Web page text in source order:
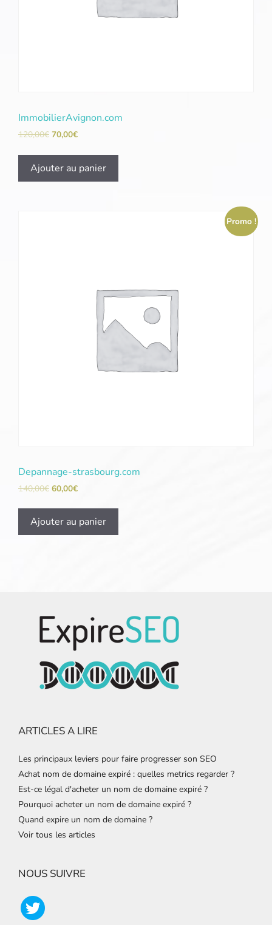
ImmobilierAvignon.com
120,00€ 70,00€
Ajouter au panier
Promo !
Depannage-strasbourg.com
140,00€ 60,00€
Ajouter au panier
ARTICLES A LIRE
Les principaux leviers pour faire progresser son SEO
Achat nom de domaine expiré : quelles metrics regarder ?
Est-ce légal d'acheter un nom de domaine expiré ?
Pourquoi acheter un nom de domaine expiré ?
Quand expire un nom de domaine ?
Voir tous les articles
NOUS SUIVRE